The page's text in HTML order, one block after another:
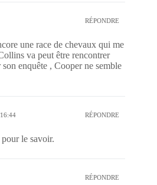
RÉPONDRE
une race de chevaux qui me
va peut être rencontrer
enquête , Cooper ne semble
RÉPONDRE
le savoir.
RÉPONDRE